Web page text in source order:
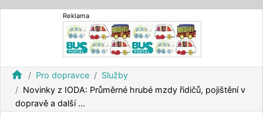
Reklama
home Pro dopravce
Služby
Novinky z IODA: Průměrné hrubé mzdy řidičů, pojištění v
dopravě a další ...